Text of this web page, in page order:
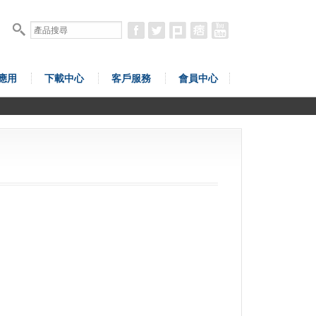
用 下載中心 客戶服務 會員中心